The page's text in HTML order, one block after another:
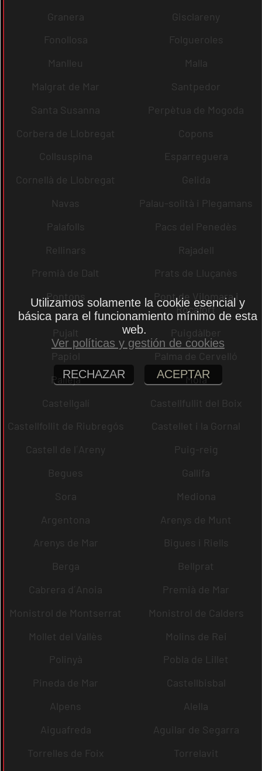
Granera
Gisclareny
Fonollosa
Folgueroles
Manlleu
Malla
Malgrat de Mar
Santpedor
Santa Susanna
Perpètua de Mogoda
Corbera de Llobregat
Copons
Collsuspina
Esparreguera
Cornellà de Llobregat
Gelida
Navas
Palau-solità i Plegamans
Palafolls
Pacs del Penedès
Rellinars
Rajadell
Premià de Dalt
Prats de Lluçanès
Pontons
Pont de Vilomara i
Rocafort
Pujalt
Puigdàlber
Papiol
Palma de Cervelló
Pallejà
Moià
Castellgalí
Castellfullit del Boix
Castellfollit de Riubregós
Castellet i la Gornal
Castell de l´Areny
Puig-reig
Begues
Gallifa
Sora
Mediona
Argentona
Arenys de Munt
Arenys de Mar
Bigues i Riells
Berga
Bellprat
Cabrera d´Anoia
Premià de Mar
Monistrol de Montserrat
Monistrol de Calders
Mollet del Vallès
Molins de Rei
Polinyà
Pobla de Lillet
Pineda de Mar
Castellbisbal
Alpens
Alella
Aiguafreda
Aguilar de Segarra
Torrelles de Foix
Torrelavit
Utilizamos solamente la cookie esencial y
básica para el funcionamiento mínimo de esta
web.
Ver políticas y gestión de cookies
RECHAZAR ACEPTAR